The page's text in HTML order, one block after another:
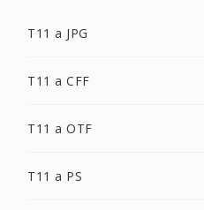
T11 a JPG
T11 a CFF
T11 a OTF
T11 a PS